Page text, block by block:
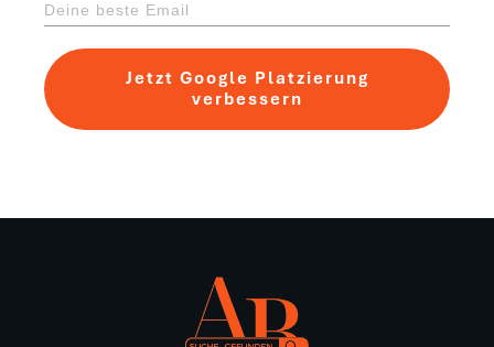
Jetzt Google Platzierung
verbessern